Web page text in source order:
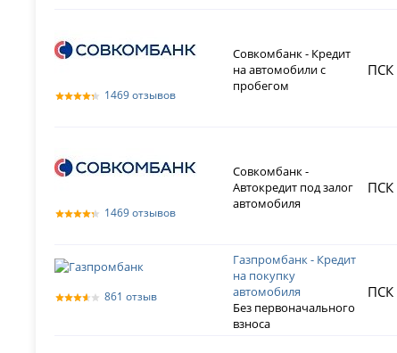
1469 отзывов
Совкомбанк - Кредит
на автомобили с
пробегом
ПСК
1469 отзывов
Совкомбанк -
Автокредит под залог
автомобиля
ПСК
861 отзыв
Газпромбанк - Кредит
на покупку
автомобиля
Без первоначального
взноса
ПСК